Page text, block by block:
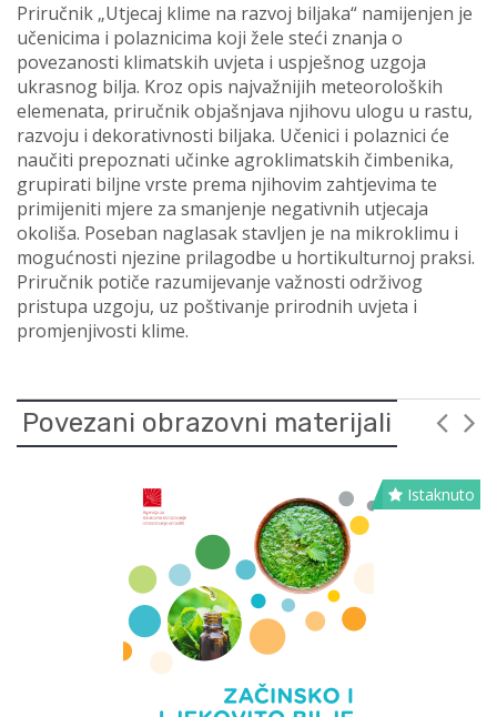
Priručnik „Utjecaj klime na razvoj biljaka“ namijenjen je
učenicima i polaznicima koji žele steći znanja o
povezanosti klimatskih uvjeta i uspješnog uzgoja
ukrasnog bilja. Kroz opis najvažnijih meteoroloških
elemenata, priručnik objašnjava njihovu ulogu u rastu,
razvoju i dekorativnosti biljaka. Učenici i polaznici će
naučiti prepoznati učinke agroklimatskih čimbenika,
grupirati biljne vrste prema njihovim zahtjevima te
primijeniti mjere za smanjenje negativnih utjecaja
okoliša. Poseban naglasak stavljen je na mikroklimu i
mogućnosti njezine prilagodbe u hortikulturnoj praksi.
Priručnik potiče razumijevanje važnosti održivog
pristupa uzgoju, uz poštivanje prirodnih uvjeta i
promjenjivosti klime.
Povezani obrazovni materijali
Istaknuto